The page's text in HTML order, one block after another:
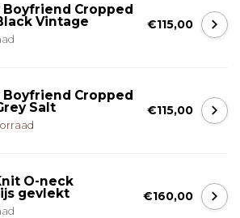
Boyfriend Cropped
Vintage €115,00
Boyfriend Cropped
Salt €115,00
O-neck
gevlekt €160,00